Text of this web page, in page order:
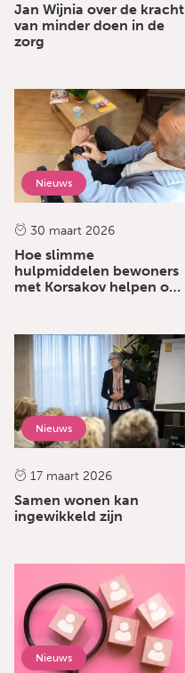
Jan Wijnia over de kracht
van minder doen in de
zorg
Nieuws
30 maart 2026
Hoe slimme
hulpmiddelen bewoners
met Korsakov helpen om
Nieuws
17 maart 2026
Samen wonen kan
ingewikkeld zijn
Nieuws